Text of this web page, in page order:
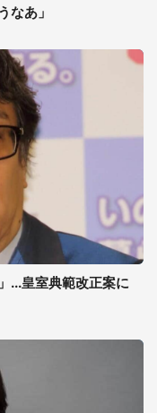
なあ」
...皇室典範改正案に